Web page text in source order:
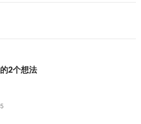
2个想法